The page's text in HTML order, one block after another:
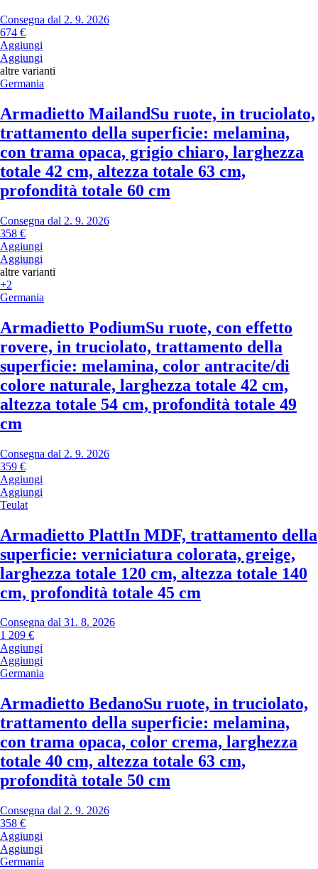
Consegna dal 2. 9. 2026
674 €
Aggiungi
Aggiungi
altre varianti
Germania
Armadietto MailandSu ruote, in truciolato,
trattamento della superficie: melamina,
con trama opaca, grigio chiaro, larghezza
totale 42 cm, altezza totale 63 cm,
profondità totale 60 cm
Consegna dal 2. 9. 2026
358 €
Aggiungi
Aggiungi
altre varianti
+2
Germania
Armadietto PodiumSu ruote, con effetto
rovere, in truciolato, trattamento della
superficie: melamina, color antracite/di
colore naturale, larghezza totale 42 cm,
altezza totale 54 cm, profondità totale 49
cm
Consegna dal 2. 9. 2026
359 €
Aggiungi
Aggiungi
Teulat
Armadietto PlattIn MDF, trattamento della
superficie: verniciatura colorata, greige,
larghezza totale 120 cm, altezza totale 140
cm, profondità totale 45 cm
Consegna dal 31. 8. 2026
1 209 €
Aggiungi
Aggiungi
Germania
Armadietto BedanoSu ruote, in truciolato,
trattamento della superficie: melamina,
con trama opaca, color crema, larghezza
totale 40 cm, altezza totale 63 cm,
profondità totale 50 cm
Consegna dal 2. 9. 2026
358 €
Aggiungi
Aggiungi
Germania